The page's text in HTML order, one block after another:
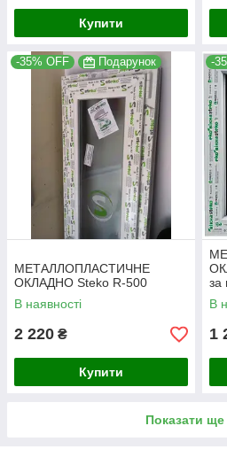
Купити
-35% OFF Подарунок
МЕТАЛЛОПЛАСТИЧНЕ
ОКЛАДНО Steko R-500
В наявності
2 220 ₴
Купити
-
за
В
1
Показати ще